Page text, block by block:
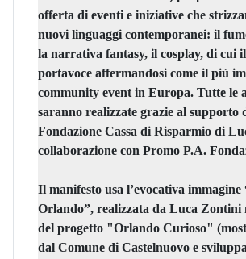
offerta di eventi e iniziative che
nuovi linguaggi contemporanei: il
la narrativa fantasy, il cosplay, di cui
portavoce affermandosi come il più
community event in Europa. Tutte le
saranno realizzate grazie al supporto
Fondazione Cassa di Risparmio di
collaborazione con Promo P.A.
Il manifesto usa l’evocativa immagine
Orlando”, realizzata da Luca Zontini
del progetto "Orlando Curioso"
dal Comune di Castelnuovo e